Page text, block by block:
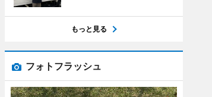
もっと見る
フォトフラッシュ